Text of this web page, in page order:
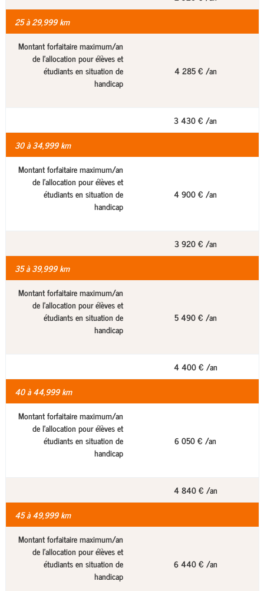
25 à 29,999 km
Montant forfaitaire maximum/an
de l'allocation pour élèves et
étudiants en situation de
handicap
4 285 € /an
3 430 € /an
30 à 34,999 km
Montant forfaitaire maximum/an
de l'allocation pour élèves et
étudiants en situation de
handicap
4 900 € /an
3 920 € /an
35 à 39,999 km
Montant forfaitaire maximum/an
de l'allocation pour élèves et
étudiants en situation de
handicap
5 490 € /an
4 400 € /an
40 à 44,999 km
Montant forfaitaire maximum/an
de l'allocation pour élèves et
étudiants en situation de
handicap
6 050 € /an
4 840 € /an
45 à 49,999 km
Montant forfaitaire maximum/an
de l'allocation pour élèves et
étudiants en situation de
handicap
6 440 € /an